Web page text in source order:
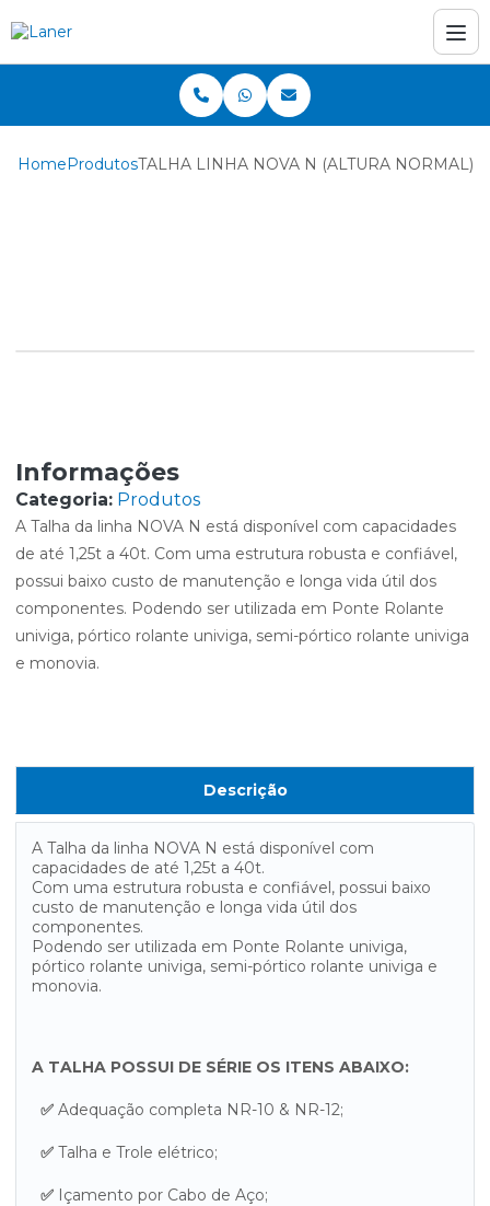
HomeProdutosTALHA LINHA NOVA N (ALTURA NORMAL)
Informações
Categoria: Produtos
A Talha da linha NOVA N está disponível com capacidades
de até 1,25t a 40t. Com uma estrutura robusta e confiável,
possui baixo custo de manutenção e longa vida útil dos
componentes. Podendo ser utilizada em Ponte Rolante
univiga, pórtico rolante univiga, semi-pórtico rolante univiga
e monovia.
Descrição
A Talha da linha NOVA N está disponível com
capacidades de até 1,25t a 40t.
Com uma estrutura robusta e confiável, possui baixo
custo de manutenção e longa vida útil dos
componentes.
Podendo ser utilizada em Ponte Rolante univiga,
pórtico rolante univiga, semi-pórtico rolante univiga e
monovia.
A TALHA POSSUI DE SÉRIE OS ITENS ABAIXO:
✅ Adequação completa NR-10 & NR-12;
✅ Talha e Trole elétrico;
✅ Içamento por Cabo de Aço;